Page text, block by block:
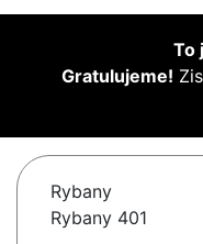
To
Gratulujeme!
Rybany
Rybany 401